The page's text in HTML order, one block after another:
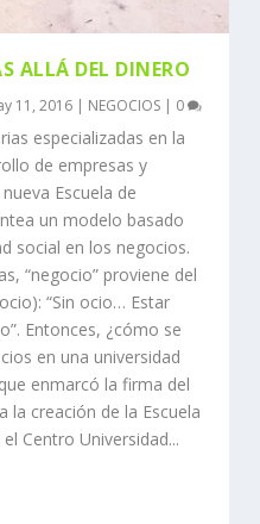
ALLÁ DEL DINERO
11, 2016 | NEGOCIOS | 0
especializadas en la
de empresas y
Escuela de
un modelo basado
social en los negocios.
“negocio” proviene del
“Sin ocio… Estar
Entonces, ¿cómo se
en una universidad
enmarcó la firma del
la creación de la Escuela
Centro Universidad...